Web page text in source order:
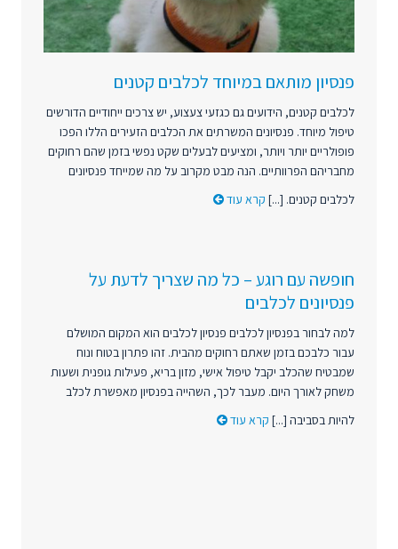
פנסיון מותאם במיוחד לכלבים קטנים
לכלבים קטנים, הידועים גם כגזעי צעצוע, יש צרכים ייחודיים הדורשים
טיפול מיוחד. פנסיונים המשרתים את הכלבים הזעירים הללו הפכו
פופולריים יותר ויותר, ומציעים לבעלים שקט נפשי בזמן שהם רחוקים
מחבריהם הפרוותיים. הנה מבט מקרוב על מה שמייחד פנסיונים
לכלבים קטנים. [...] קרא עוד
חופשה עם רוגע – כל מה שצריך לדעת על
פנסיונים לכלבים
למה לבחור בפנסיון לכלבים פנסיון לכלבים הוא המקום המושלם
עבור כלבכם בזמן שאתם רחוקים מהבית. זהו פתרון בטוח ונוח
שמבטיח שהכלב יקבל טיפול אישי, מזון בריא, פעילות גופנית ושעות
משחק לאורך היום. מעבר לכך, השהייה בפנסיון מאפשרת לכלב
להיות בסביבה [...] קרא עוד